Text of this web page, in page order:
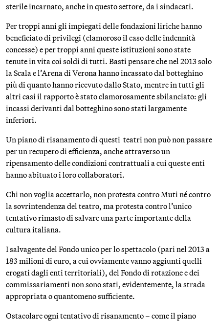
sterile incarnato, anche in questo settore, da i sindacati.
Per troppi anni gli impiegati delle fondazioni liriche hanno
beneficiato di privilegi (clamoroso il caso delle indennità
concesse) e per troppi anni queste istituzioni sono state
tenute in vita coi soldi di tutti. Basti pensare che nel 2013 solo
la Scala e l’Arena di Verona hanno incassato dal botteghino
più di quanto hanno ricevuto dallo Stato, mentre in tutti gli
altri casi il rapporto è stato clamorosamente sbilanciato: gli
incassi derivanti dal botteghino sono stati largamente
inferiori.
Un piano di risanamento di questi teatri non può non passare
per un recupero di efficienza, anche attraverso un
ripensamento delle condizioni contrattuali a cui queste enti
hanno abituato i loro collaboratori.
Chi non voglia accettarlo, non protesta contro Muti né contro
la sovrintendenza del teatro, ma protesta contro l’unico
tentativo rimasto di salvare una parte importante della
cultura italiana.
I salvagente del Fondo unico per lo spettacolo (pari nel 2013 a
183 milioni di euro, a cui ovviamente vanno aggiunti quelli
erogati dagli enti territoriali), del Fondo di rotazione e dei
commissariamenti non sono stati, evidentemente, la strada
appropriata o quantomeno sufficiente.
Ostacolare ogni tentativo di risanamento – come il piano